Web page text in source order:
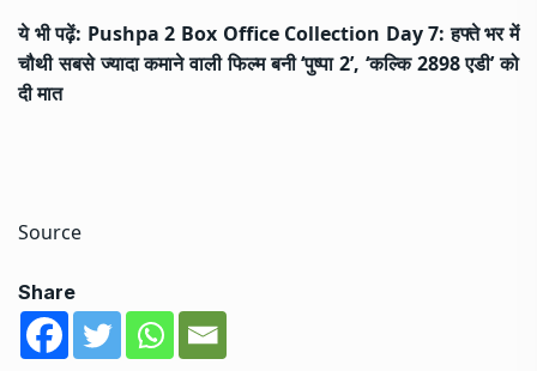
ये भी पढ़ें: Pushpa 2 Box Office Collection Day 7: हफ्ते भर में
चौथी सबसे ज्यादा कमाने वाली फिल्म बनी ‘पुष्पा 2’, ‘कल्कि 2898 एडी’ को
दी मात
Source
Share